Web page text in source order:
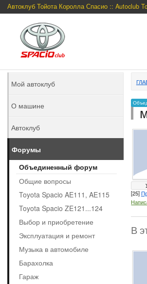
Автоклуб Тойота Королла Спасио :: Autoclub
[25]
В
Мой автоклуб
О машине
Автоклуб
Форумы
Объединенный форум
Общие вопросы
Toyota Spacio AE111, AE115
Toyota Spacio ZE121...124
Выбор и приобретение
Эксплуатация и ремонт
Музыка в автомобиле
Барахолка
Гараж